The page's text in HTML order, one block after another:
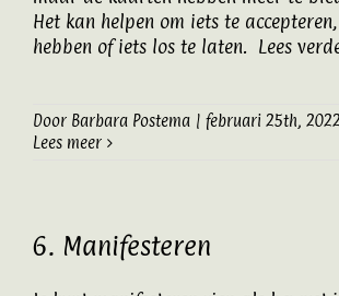
Het kan helpen om iets te
hebben of iets los te laten. Lees
Door Barbara Postema | februari 25th, 2022
Lees meer
6. Manifesteren